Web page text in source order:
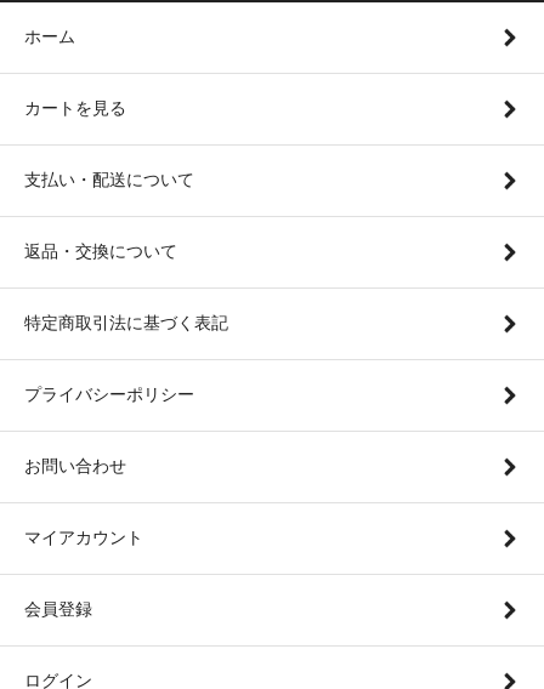
ホーム
カートを見る
支払い・配送について
返品・交換について
特定商取引法に基づく表記
プライバシーポリシー
お問い合わせ
マイアカウント
会員登録
ログイン